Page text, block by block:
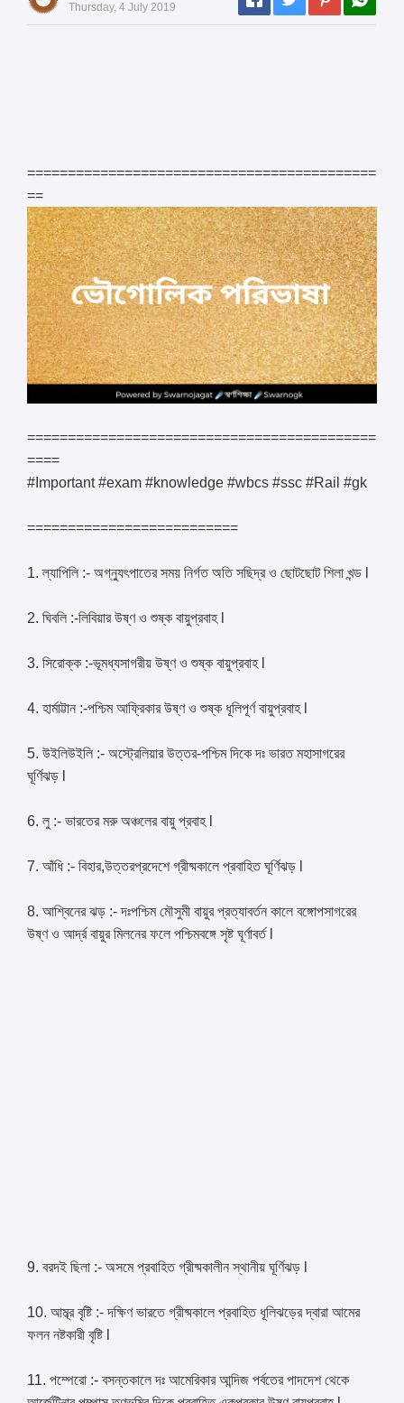
Thursday, 4 July 2019
===========================================
==
===========================================
====
#Important #exam #knowledge #wbcs #ssc #Rail #gk
==========================
1. ল্যাপিলি :- অগ্ন্যুৎপাতের সময় নির্গত অতি সছিদ্র ও ছোটছোট শিলা খন্ড l
2. ঘিবলি :-লিবিয়ার উষ্ণ ও শুষ্ক বায়ুপ্রবাহ l
3. সিরোক্ক :-ভূমধ্যসাগরীয় উষ্ণ ও শুষ্ক বায়ুপ্রবাহ l
4. হার্মাট্টান :-পশ্চিম আফ্রিকার উষ্ণ ও শুষ্ক ধূলিপূর্ণ বায়ুপ্রবাহ l
5. উইলিউইলি :- অস্ট্রেলিয়ার উত্তর-পশ্চিম দিকে দঃ ভারত মহাসাগরের
ঘূর্ণিঝড় l
6. লু :- ভারতের মরু অঞ্চলের বায়ু প্রবাহ l
7. আঁধি :- বিহার,উত্তরপ্রদেশে গ্রীষ্মকালে প্রবাহিত ঘূর্ণিঝড় l
8. আশ্বিনের ঝড় :- দঃপশ্চিম মৌসুমী বায়ুর প্রত্যাবর্তন কালে বঙ্গোপসাগরের
উষ্ণ ও আর্দ্র বায়ুর মিলনের ফলে পশ্চিমবঙ্গে সৃষ্ট ঘূর্ণাবর্ত l
9. বরদই ছিলা :- অসমে প্রবাহিত গ্রীষ্মকালীন স্থানীয় ঘূর্ণিঝড় l
10. আম্ব্র বৃষ্টি :- দক্ষিণ ভারতে গ্রীষ্মকালে প্রবাহিত ধূলিঝড়ের দ্বারা আমের
ফলন নষ্টকারী বৃষ্টি l
11. পম্পেরো :- বসন্তকালে দঃ আমেরিকার আন্দিজ পর্বতের পাদদেশ থেকে